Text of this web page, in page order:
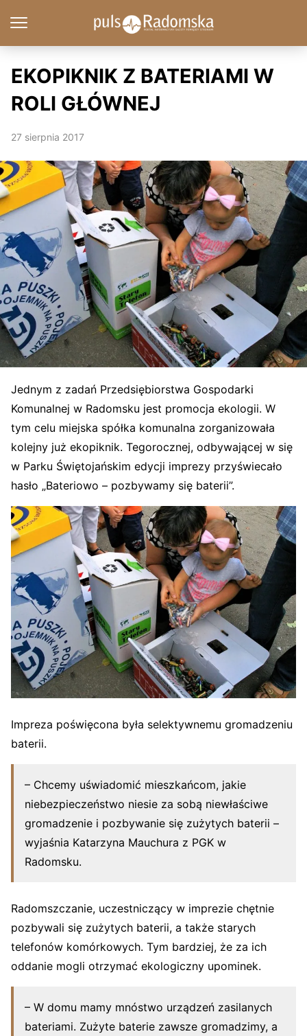
EKOPIKNIK Z BATERIAMI W
ROLI GŁÓWNEJ
27 sierpnia 2017
Jednym z zadań Przedsiębiorstwa Gospodarki
Komunalnej w Radomsku jest promocja ekologii. W
tym celu miejska spółka komunalna zorganizowała
kolejny już ekopiknik. Tegorocznej, odbywającej w się
w Parku Świętojańskim edycji imprezy przyświecało
hasło „Bateriowo – pozbywamy się baterii”.
Impreza poświęcona była selektywnemu gromadzeniu
baterii.
– Chcemy uświadomić mieszkańcom, jakie
niebezpieczeństwo niesie za sobą niewłaściwe
gromadzenie i pozbywanie się zużytych baterii –
wyjaśnia Katarzyna Mauchura z PGK w
Radomsku.
Radomszczanie, uczestniczący w imprezie chętnie
pozbywali się zużytych baterii, a także starych
telefonów komórkowych. Tym bardziej, że za ich
oddanie mogli otrzymać ekologiczny upominek.
– W domu mamy mnóstwo urządzeń zasilanych
bateriami. Zużyte baterie zawsze gromadzimy, a